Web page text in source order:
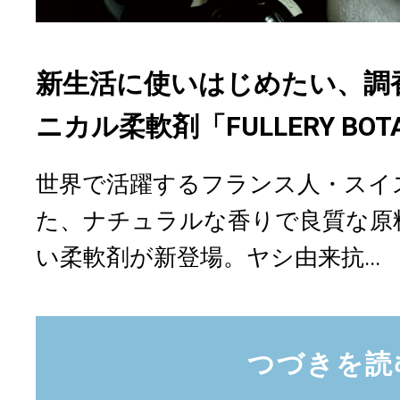
新生活に使いはじめたい、
ニカル柔軟剤「FULLERY
世界で活躍するフランス人・ス
た、ナチュラルな香りで良質な
い柔軟剤が新登場。ヤシ由来抗...
つづきを読